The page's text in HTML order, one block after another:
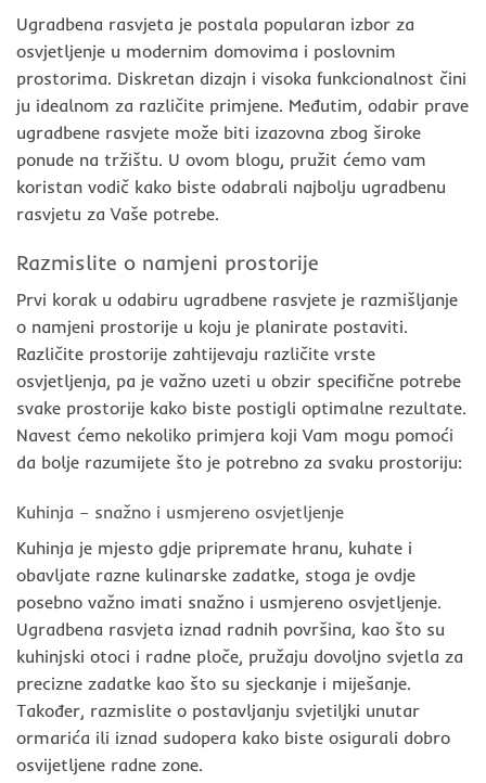
Ugradbena rasvjeta je postala popularan izbor za
osvjetljenje u modernim domovima i poslovnim
prostorima. Diskretan dizajn i visoka funkcionalnost čini
ju idealnom za različite primjene. Međutim, odabir prave
ugradbene rasvjete može biti izazovna zbog široke
ponude na tržištu. U ovom blogu, pružit ćemo vam
koristan vodič kako biste odabrali najbolju ugradbenu
rasvjetu za Vaše potrebe.
Razmislite o namjeni prostorije
Prvi korak u odabiru ugradbene rasvjete je razmišljanje
o namjeni prostorije u koju je planirate postaviti.
Različite prostorije zahtijevaju različite vrste
osvjetljenja, pa je važno uzeti u obzir specifične potrebe
svake prostorije kako biste postigli optimalne rezultate.
Navest ćemo nekoliko primjera koji Vam mogu pomoći
da bolje razumijete što je potrebno za svaku prostoriju:
Kuhinja – snažno i usmjereno osvjetljenje
Kuhinja je mjesto gdje pripremate hranu, kuhate i
obavljate razne kulinarske zadatke, stoga je ovdje
posebno važno imati snažno i usmjereno osvjetljenje.
Ugradbena rasvjeta iznad radnih površina, kao što su
kuhinjski otoci i radne ploče, pružaju dovoljno svjetla za
precizne zadatke kao što su sjeckanje i miješanje.
Također, razmislite o postavljanju svjetiljki unutar
ormarića ili iznad sudopera kako biste osigurali dobro
osvijetljene radne zone.